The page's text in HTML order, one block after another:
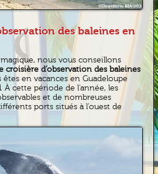
des baleines en
nous vous conseillons
croisière d’observation des baleines
êtes en vacances en Guadeloupe
. À cette période de l’année, les
et de nombreuses
ports situés à l’ouest de